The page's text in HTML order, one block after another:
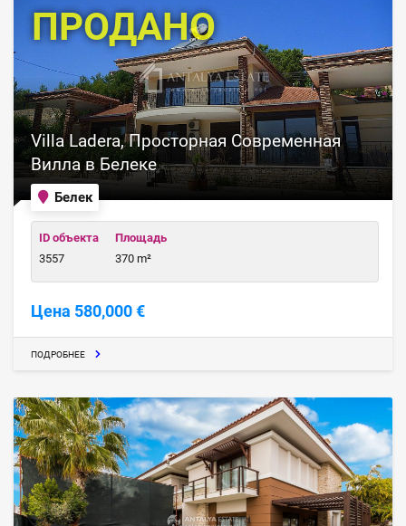
Белек
Villa Ladera, Просторная Современная
Вилла в Белеке
ID объекта
3557
Площадь
370 m²
Цена 580,000 €
ПРОДАНО
ПОДРОБНЕЕ